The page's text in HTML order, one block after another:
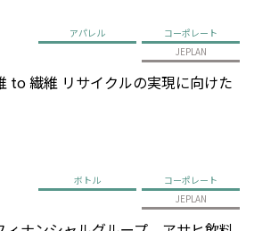
アパレル
コーポレート
JEPLAN
to 繊維 リサイクルの実現に向けた
ボトル
コーポレート
JEPLAN